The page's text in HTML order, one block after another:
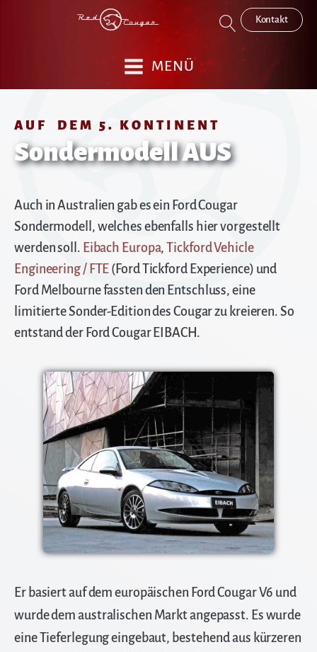
Kontakt
MENÜ
AUF DEM 5. KONTINENT
Sondermodell AUS
Auch in Australien gab es ein Ford Cougar
Sondermodell, welches ebenfalls hier vorgestellt
werden soll. Eibach Europa,Tickford Vehicle
Engineering / FTE (Ford Tickford Experience) und
Ford Melbourne fassten den Entschluss, eine
limitierte Sonder-Edition des Cougar zu kreieren. So
entstand der Ford Cougar EIBACH.
Er basiert auf dem europäischen Ford Cougar V6 und
wurde dem australischen Markt angepasst. Es wurde
eine Tieferlegung eingebaut, bestehend aus kürzeren